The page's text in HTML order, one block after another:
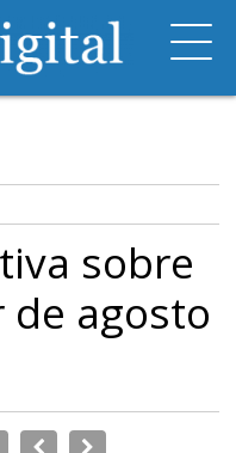
sobre
de agosto